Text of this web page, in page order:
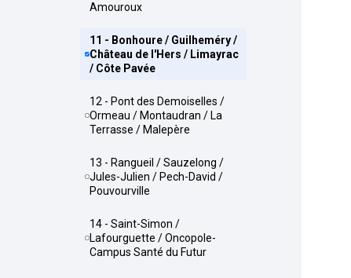
Amouroux
11 - Bonhoure / Guilheméry /
Château de l'Hers / Limayrac
/ Côte Pavée
12 - Pont des Demoiselles /
Ormeau / Montaudran / La
Terrasse / Malepère
13 - Rangueil / Sauzelong /
Jules-Julien / Pech-David /
Pouvourville
14 - Saint-Simon /
Lafourguette / Oncopole-
Campus Santé du Futur